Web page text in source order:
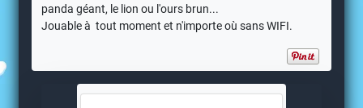
panda géant, le lion ou l'ours brun...
Jouable à tout moment et n'importe où sans WIFI.